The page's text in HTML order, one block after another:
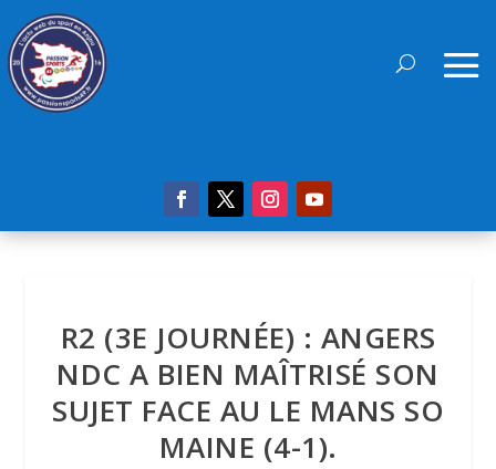
R2 (3E JOURNÉE) : ANGERS
NDC A BIEN MAÎTRISÉ SON
SUJET FACE AU LE MANS SO
MAINE (4-1).